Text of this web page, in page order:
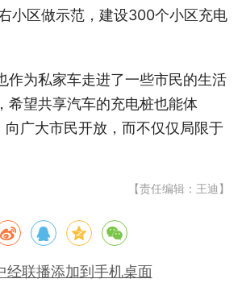
小区做示范，建设300个小区充电
作为私家车走进了一些市民的生活
希望共享汽车的充电桩也能体
向广大市民开放，而不仅仅局限于
【责任编辑：王迪】
经联播添加到手机桌面